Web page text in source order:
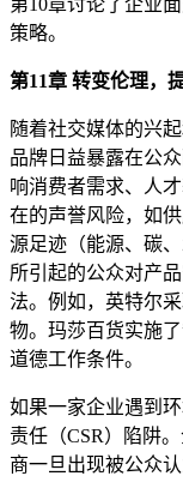
第10章讨论了企业
策略。
第11章 转变伦理，
随着社交媒体的兴
品牌日益暴露在公
响消费者需求、人
在的声誉风险，如
源足迹（能源、碳
所引起的公众对产
法。例如，英特尔
物。玛莎百货实施
道德工作条件。
如果一家企业遇到
责任（CSR）陷阱
商一旦出现被公众